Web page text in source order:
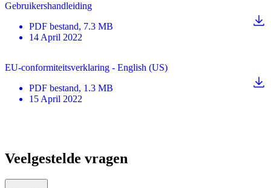
Gebruikershandleiding
PDF bestand, 7.3 MB
14 April 2022
EU-conformiteitsverklaring - English (US)
PDF bestand, 1.3 MB
15 April 2022
Veelgestelde vragen